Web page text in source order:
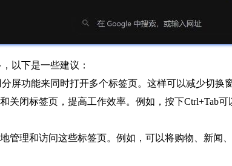
以下是一些建议：
屏功能来同时打开多个标签页。这样可以减少切换
关闭标签页，提高工作效率。例如，按下Ctrl+Tab
管理和访问这些标签页。例如，可以将购物、新闻